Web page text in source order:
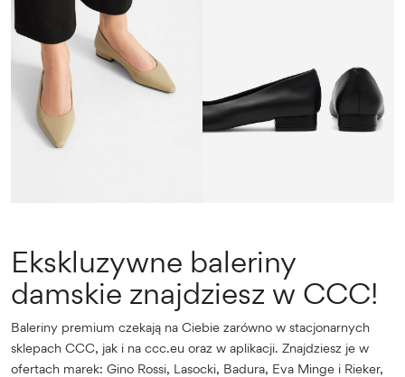
Ekskluzywne baleriny
damskie znajdziesz w CCC!
Baleriny premium czekają na Ciebie zarówno w stacjonarnych
sklepach CCC, jak i na ccc.eu oraz w aplikacji. Znajdziesz je w
ofertach marek: Gino Rossi, Lasocki, Badura, Eva Minge i Rieker,